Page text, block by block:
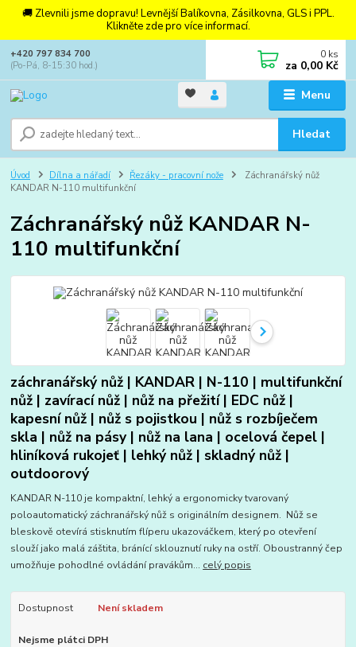
🚚 Zlevnili jsme dopravu! Levnější Balíkovna, Zásilkovna, GLS i PPL.
Klikněte zde pro více informací.
Menu
Hledat
+420 797 834 700
(Po-Pá, 8-15:30 hod.)
0 ks
za 0,00 Kč
Úvod Dílna a nářadí Řezáky - pracovní nože
Záchranářský nůž
KANDAR N-110 multifunkční
Záchranářský nůž KANDAR N-
110 multifunkční
záchranářský nůž | KANDAR | N-110 | multifunkční
nůž | zavírací nůž | nůž na přežití | EDC nůž |
kapesní nůž | nůž s pojistkou | nůž s rozbíječem
skla | nůž na pásy | nůž na lana | ocelová čepel |
hliníková rukojeť | lehký nůž | skladný nůž |
outdoorový
KANDAR N-110 je kompaktní, lehký a ergonomicky tvarovaný
poloautomatický záchranářský nůž s originálním designem. Nůž se
bleskově otevírá stisknutím flíperu ukazováčkem, který po otevření
slouží jako malá záštita, bránící sklouznutí ruky na ostří. Oboustranný čep
umožňuje pohodlné ovládání pravákům... celý popis
Dostupnost Není skladem
Nejsme plátci DPH